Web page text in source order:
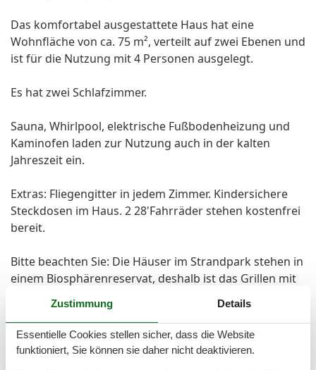
Das komfortabel ausgestattete Haus hat eine
Wohnfläche von ca. 75 m², verteilt auf zwei Ebenen und
ist für die Nutzung mit 4 Personen ausgelegt.
Es hat zwei Schlafzimmer.
Sauna, Whirlpool, elektrische Fußbodenheizung und
Kaminofen laden zur Nutzung auch in der kalten
Jahreszeit ein.
Extras: Fliegengitter in jedem Zimmer. Kindersichere
Steckdosen im Haus. 2 28'Fahrräder stehen kostenfrei
bereit.
Bitte beachten Sie: Die Häuser im Strandpark stehen in
einem Biosphärenreservat, deshalb ist das Grillen mit
Hinweise zu weiteren Kosten und Gebühren:
150,- € Sicherheitsleistung wird im Voraus fällig und
muss mit der Miete überwiesen werden (über Silvester
Zustimmung Details
Essentielle Cookies stellen sicher, dass die Website
funktioniert, Sie können sie daher nicht deaktivieren.